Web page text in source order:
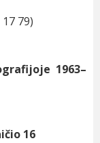
79)
1963–
16